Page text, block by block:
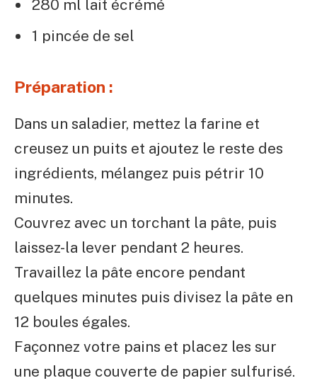
280 ml lait écrémé
1 pincée de sel
Préparation :
Dans un saladier, mettez la farine et
creusez un puits et ajoutez le reste des
ingrédients, mélangez puis pétrir 10
minutes.
Couvrez avec un torchant la pâte, puis
laissez-la lever pendant 2 heures.
Travaillez la pâte encore pendant
quelques minutes puis divisez la pâte en
12 boules égales.
Façonnez votre pains et placez les sur
une plaque couverte de papier sulfurisé.